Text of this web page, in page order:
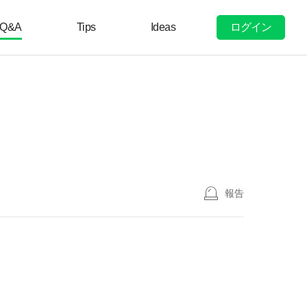
Q&A Tips Ideas ログイン
報告